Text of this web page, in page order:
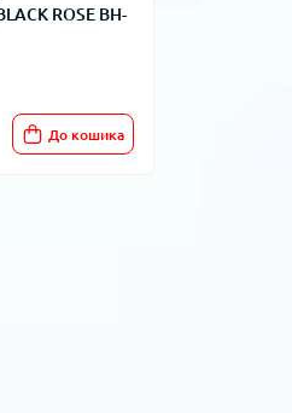
ROSE BH-
До кошика